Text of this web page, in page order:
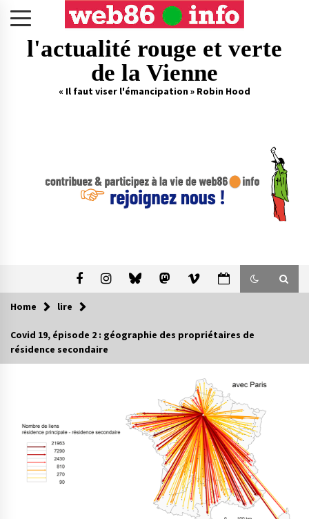
l'actualité rouge et verte
de la Vienne
« Il faut viser l'émancipation » Robin Hood
Home lire
Covid 19, épisode 2 : géographie des propriétaires de
résidence secondaire